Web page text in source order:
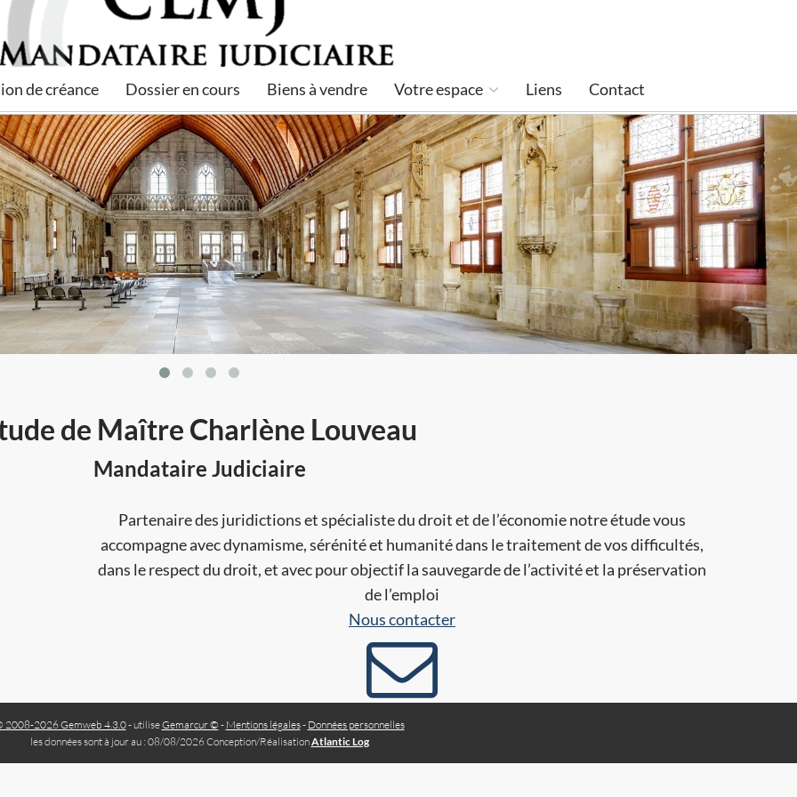
de créance Dossier en cours Biens à vendre Votre espace Liens Contact
de Maître Charlène Louveau
Mandataire Judiciaire
Partenaire des juridictions et spécialiste du droit et de l’économie notre étude vous
accompagne avec dynamisme, sérénité et humanité dans le traitement de vos difficultés,
dans le respect du droit, et avec pour objectif la sauvegarde de l’activité et la préservation
de l’emploi
Nous contacter
2008-2026 Gemweb 4.3.0- utiliseGemarcur © - Mentions légales- Données personnelles
les données sont à jour au : 08/08/2026 Conception/RéalisationAtlantic Log